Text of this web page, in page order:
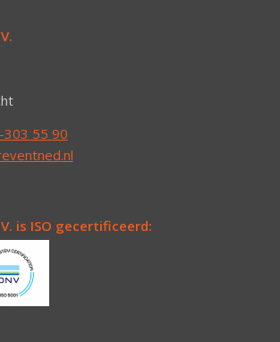
303 55 90
is ISO gecertificeerd: